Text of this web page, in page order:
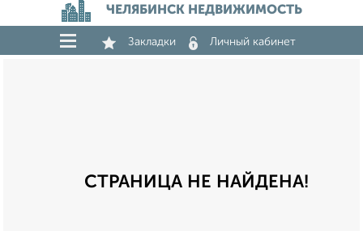
ЧЕЛЯБИНСК НЕДВИЖИМОСТЬ
Закладки Личный кабинет
СТРАНИЦА НЕ НАЙДЕНА!